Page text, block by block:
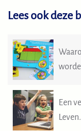
Lees ook deze
Een